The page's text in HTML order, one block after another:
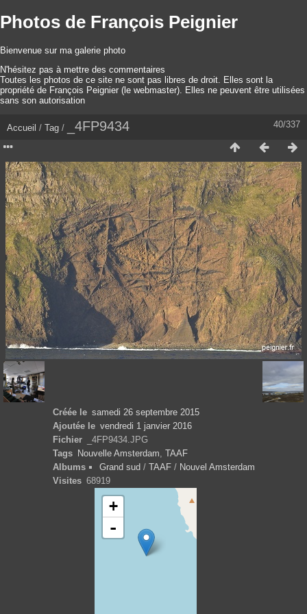
Photos de François Peignier
Bienvenue sur ma galerie photo
N'hésitez pas à mettre des commentaires
Toutes les photos de ce site ne sont pas libres de droit. Elles sont la
propriété de François Peignier (le webmaster). Elles ne peuvent être utilisées
sans son autorisation
40/337
Accueil / Tag / _4FP9434
Créée le samedi 26 septembre 2015
Ajoutée le vendredi 1 janvier 2016
Fichier
_4FP9434.JPG
Tags Nouvelle Amsterdam TAAF
Albums
Grand sud / TAAF/ Nouvel Amsterdam
Visites 68919
+
-